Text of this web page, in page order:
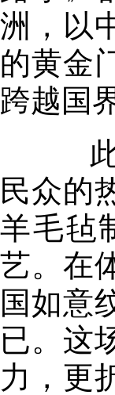
洲，以
的黄金
跨越国
此次
民众的
羊毛毡
艺。在
国如意
已。这
力，更